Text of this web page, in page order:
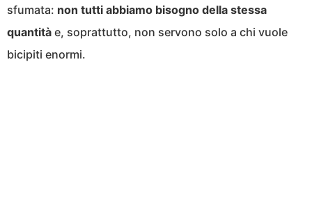
sfumata: non tutti abbiamo bisogno della stessa
quantità e, soprattutto, non servono solo a chi vuole
bicipiti enormi.